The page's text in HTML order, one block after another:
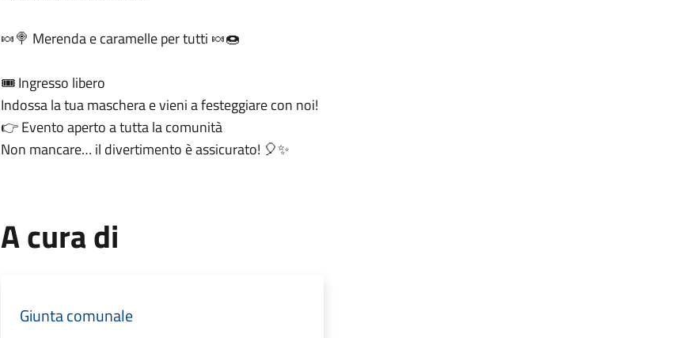
🍬🍭 Merenda e caramelle per tutti 🍬🍩
🎟️ Ingresso libero
Indossa la tua maschera e vieni a festeggiare con noi!
👉 Evento aperto a tutta la comunità
Non mancare… il divertimento è assicurato! 🎈✨
A cura di
Giunta comunale